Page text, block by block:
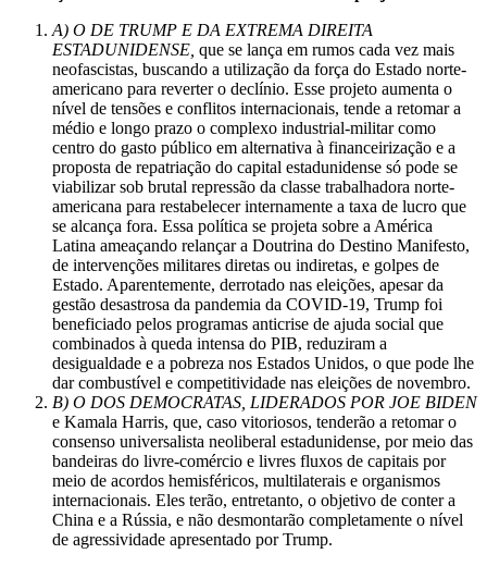
A) O DE TRUMP E DA EXTREMA DIREITA
ESTADUNIDENSE, que se lança em rumos cada vez mais
neofascistas, buscando a utilização da força do Estado norte-
americano para reverter o declínio. Esse projeto aumenta o
nível de tensões e conflitos internacionais, tende a retomar a
médio e longo prazo o complexo industrial-militar como
centro do gasto público em alternativa à financeirização e a
proposta de repatriação do capital estadunidense só pode se
viabilizar sob brutal repressão da classe trabalhadora norte-
americana para restabelecer internamente a taxa de lucro que
se alcança fora. Essa política se projeta sobre a América
Latina ameaçando relançar a Doutrina do Destino Manifesto,
de intervenções militares diretas ou indiretas, e golpes de
Estado. Aparentemente, derrotado nas eleições, apesar da
gestão desastrosa da pandemia da COVID-19, Trump foi
beneficiado pelos programas anticrise de ajuda social que
combinados à queda intensa do PIB, reduziram a
desigualdade e a pobreza nos Estados Unidos, o que pode lhe
dar combustível e competitividade nas eleições de novembro.
B) O DOS DEMOCRATAS, LIDERADOS POR JOE BIDEN
e Kamala Harris, que, caso vitoriosos, tenderão a retomar o
consenso universalista neoliberal estadunidense, por meio das
bandeiras do livre-comércio e livres fluxos de capitais por
meio de acordos hemisféricos, multilaterais e organismos
internacionais. Eles terão, entretanto, o objetivo de conter a
China e a Rússia, e não desmontarão completamente o nível
de agressividade apresentado por Trump.